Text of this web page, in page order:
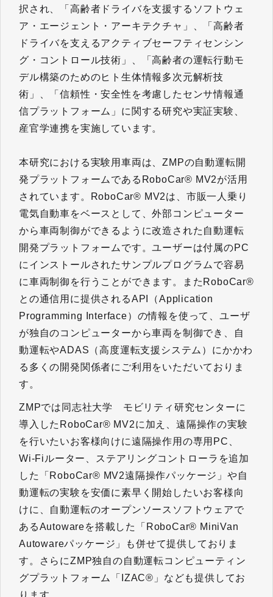
択され、「高齢者ドライバを支援するソフトウェ
ア・エージェント・アーキテクチャ」、「高齢者
ドライバを支えるアクティブセーフティセンシン
グ・コントロール技術」、「高齢者の運転行動モ
デル構築のためのヒト生体情報多次元解析技
術」、「信頼性・安全性を考慮したセンサ情報通
信プラットフォーム」に関する研究や実証実験、
産官学連携を実施しています。
本研究における実験用車両は、ZMPの自動運転開
発プラットフォームであるRoboCar® MV2が活用
されています。RoboCar® MV2は、市販一人乗り
電気自動車をベースとして、外部コンピューター
から車両制御ができるように改造された自動運転
開発プラットフォームです。ユーザーは付属のPC
にインストールされたサンプルプログラムで容易
に車両制御を行うことができます。またRoboCar®
との通信用に提供されるAPI（Application
Programming Interface）の情報を使って、ユーザ
が独自のコンピューターから車両を制御でき、自
動運転やADAS（高度運転支援システム）にかかわ
る多くの開発関係者にご利用をいただいておりま
す。
ZMPでは同志社大学 モビリティ研究センターに
導入したRoboCar® MV2に加え、遠隔操作の実験
を行いたいお客様向けに遠隔操作用の専用PC、
Wi-Fiルーター、ステアリングコントローラを追加
した「RoboCar® MV2遠隔操作パッケージ」や自
動運転の実験を安価に素早く開始したいお客様向
けに、自動運転のオープンソースソフトウェアで
あるAutowareを搭載した「RoboCar® MiniVan
Autowareパッケージ」も併せて提供しておりま
す。さらにZMP独自の自動運転コンピューティン
グプラットフォーム「IZAC®」なども提供してお
ります。